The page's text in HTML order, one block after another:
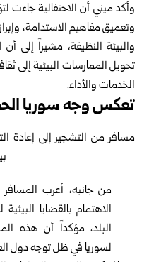
وأكد ميني أن الاحتفالية جاءت
وتعميق مفاهيم الاستدامة،
والبيئة النظيفة، مشيراً إلى
تحويل الممارسات البيئية إلى
الخدمات والأداء.
تعكس وجه سوريا
من جانبه، أعرب المسافر
الاهتمام بالقضايا
البلد، مؤكداً أن هذه
لسوريا في ظل توجه دول